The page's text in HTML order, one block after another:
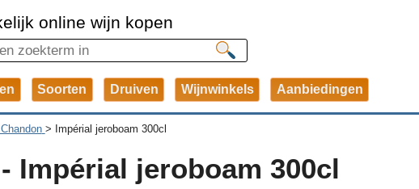
online wijn kopen
Soorten Druiven Wijnwinkels Aanbiedingen
> Impérial jeroboam 300cl
Impérial jeroboam 300cl